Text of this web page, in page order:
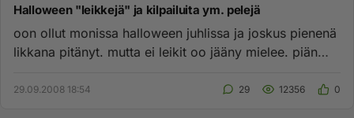
Halloween "leikkejä" ja kilpailuita ym. pelejä
oon ollut monissa halloween juhlissa ja joskus pienenä
likkana pitänyt. mutta ei leikit oo jääny mielee. piän
29.09.2008 18:54 29 12356 0